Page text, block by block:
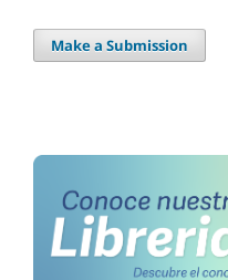
Make a Submission